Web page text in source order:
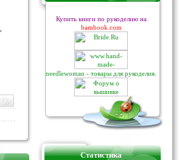
Купить книги по рукоделию на
bambook.com
needlewoman - товары для рукоделия.
Статистика